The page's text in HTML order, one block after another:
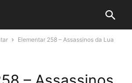
Elementar 258 – Assassinos da Lua